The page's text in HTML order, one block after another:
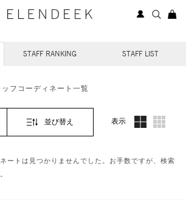
STAFF COORDINATE
STAFF RANKING STAFF LIST
フコーディネート一覧
並び替え 表示
ートは見つかりませんでした。お手数ですが、検索